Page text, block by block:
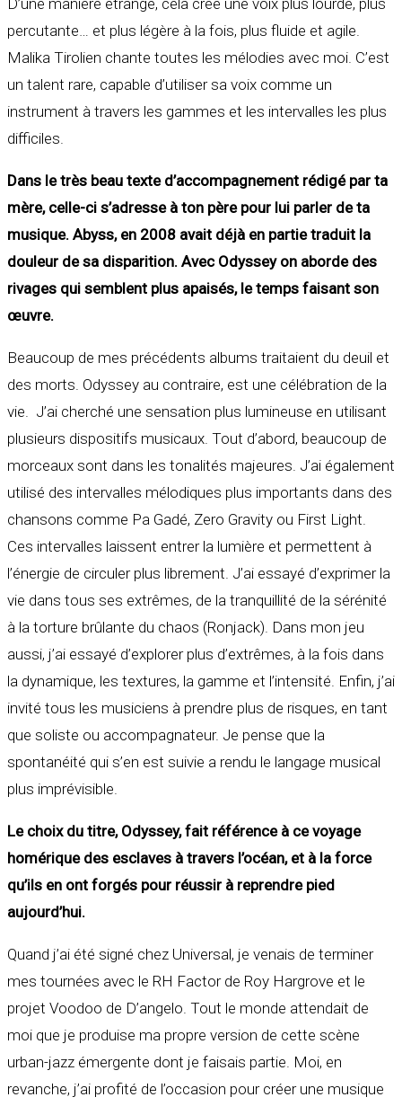
D’une manière étrange, cela crée une voix plus lourde, plus
percutante… et plus légère à la fois, plus fluide et agile.
Malika Tirolien chante toutes les mélodies avec moi. C’est
un talent rare, capable d’utiliser sa voix comme un
instrument à travers les gammes et les intervalles les plus
difficiles.
Dans le très beau texte d’accompagnement rédigé par ta
mère, celle-ci s’adresse à ton père pour lui parler de ta
musique. Abyss, en 2008 avait déjà en partie traduit la
douleur de sa disparition. Avec Odyssey on aborde des
rivages qui semblent plus apaisés, le temps faisant son
œuvre.
Beaucoup de mes précédents albums traitaient du deuil et
des morts. Odyssey au contraire, est une célébration de la
vie. J’ai cherché une sensation plus lumineuse en utilisant
plusieurs dispositifs musicaux. Tout d’abord, beaucoup de
morceaux sont dans les tonalités majeures. J’ai également
utilisé des intervalles mélodiques plus importants dans des
chansons comme Pa Gadé, Zero Gravity ou First Light.
Ces intervalles laissent entrer la lumière et permettent à
l’énergie de circuler plus librement. J’ai essayé d’exprimer la
vie dans tous ses extrêmes, de la tranquillité de la sérénité
à la torture brûlante du chaos (Ronjack). Dans mon jeu
aussi, j’ai essayé d’explorer plus d’extrêmes, à la fois dans
la dynamique, les textures, la gamme et l’intensité. Enfin, j’ai
invité tous les musiciens à prendre plus de risques, en tant
que soliste ou accompagnateur. Je pense que la
spontanéité qui s’en est suivie a rendu le langage musical
plus imprévisible.
Le choix du titre, Odyssey, fait référence à ce voyage
homérique des esclaves à travers l’océan, et à la force
qu’ils en ont forgés pour réussir à reprendre pied
aujourd’hui.
Quand j’ai été signé chez Universal, je venais de terminer
mes tournées avec le RH Factor de Roy Hargrove et le
projet Voodoo de D’angelo. Tout le monde attendait de
moi que je produise ma propre version de cette scène
urban-jazz émergente dont je faisais partie. Moi, en
revanche, j’ai profité de l’occasion pour créer une musique